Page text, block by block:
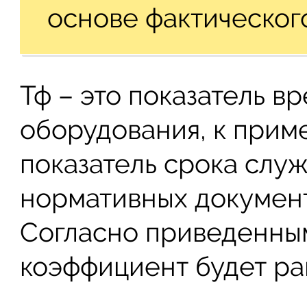
основе
Тф – это показатель
оборудования, к
показатель срока
нормативных
Согласно
коэффициент будет